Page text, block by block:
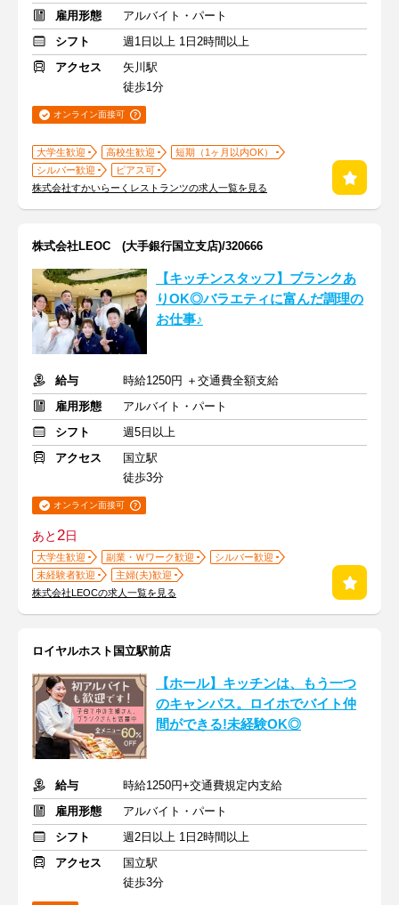
雇用形態
アルバイト・パート
シフト
週1日以上 1日2時間以上
アクセス
矢川駅
徒歩1分
オンライン面接可
大学生歓迎 高校生歓迎
短期（1ヶ月以内OK）
シルバー歓迎
ピアス可
株式会社すかいらーくレストランツの求人一覧を見る
株式会社LEOC (大手銀行国立支店)/320666
【キッチンスタッフ】ブランクあ
りOK◎バラエティに富んだ調理の
お仕事♪
給与
時給1250円 ＋交通費全額支給
雇用形態
アルバイト・パート
シフト
週5日以上
アクセス
国立駅
徒歩3分
オンライン面接可
あと2日
大学生歓迎 副業・Ｗワーク歓迎
シルバー歓迎
未経験者歓迎
主婦(夫)歓迎
株式会社LEOCの求人一覧を見る
ロイヤルホスト国立駅前店
【ホール】キッチンは、もう一つ
のキャンパス。ロイホでバイト仲
間ができる!未経験OK◎
給与
時給1250円+交通費規定内支給
雇用形態
アルバイト・パート
シフト
週2日以上 1日2時間以上
アクセス
国立駅
徒歩3分